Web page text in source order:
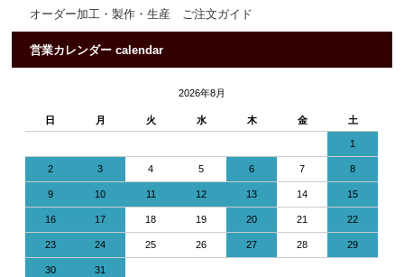
オーダー加工・製作・生産 ご注文ガイド
営業カレンダー calendar
2026年8月
日 月 火 水 木 金 土
1
2 3 4 5 6 7 8
9 10 11 12 13 14 15
16 17 18 19 20 21 22
23 24 25 26 27 28 29
30 31